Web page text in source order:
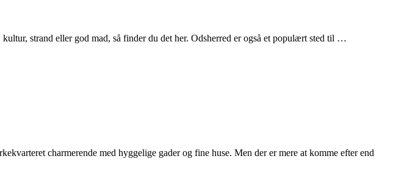
strand eller god mad, så finder du det her. Odsherred er også et populært sted til …
charmerende med hyggelige gader og fine huse. Men der er mere at komme efter end